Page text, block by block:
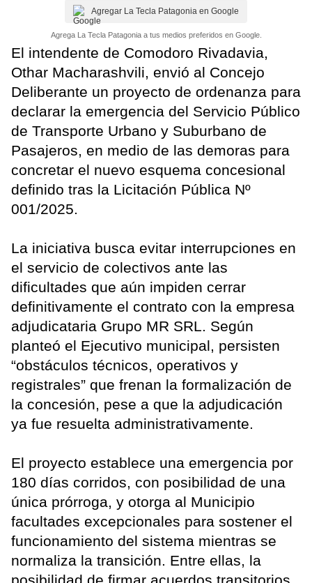
Agregar La Tecla Patagonia en Google
Agrega La Tecla Patagonia a tus medios preferidos en Google.
El intendente de Comodoro Rivadavia,
Othar Macharashvili, envió al Concejo
Deliberante un proyecto de ordenanza para
declarar la emergencia del Servicio Público
de Transporte Urbano y Suburbano de
Pasajeros, en medio de las demoras para
concretar el nuevo esquema concesional
definido tras la Licitación Pública Nº
001/2025.
La iniciativa busca evitar interrupciones en
el servicio de colectivos ante las
dificultades que aún impiden cerrar
definitivamente el contrato con la empresa
adjudicataria Grupo MR SRL. Según
planteó el Ejecutivo municipal, persisten
“obstáculos técnicos, operativos y
registrales” que frenan la formalización de
la concesión, pese a que la adjudicación
ya fue resuelta administrativamente.
El proyecto establece una emergencia por
180 días corridos, con posibilidad de una
única prórroga, y otorga al Municipio
facultades excepcionales para sostener el
funcionamiento del sistema mientras se
normaliza la transición. Entre ellas, la